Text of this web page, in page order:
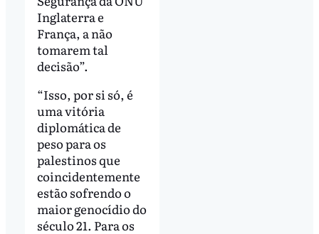
Inglaterra e
França, a não
tomarem tal
decisão”.
“Isso, por si só, é
uma vitória
diplomática de
peso para os
palestinos que
coincidentemente
estão sofrendo o
maior genocídio do
século 21. Para os